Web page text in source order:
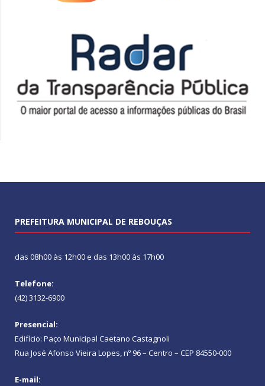
PREFEITURA MUNICIPAL DE REBOUÇAS
das 08h00 às 12h00 e das 13h00 às 17h00
Telefone:
(42) 3132-6900
Presencial:
Edifício: Paço Municipal Caetano Castagnoli
Rua José Afonso Vieira Lopes, nº 96 – Centro – CEP 84550-000
E-mail: